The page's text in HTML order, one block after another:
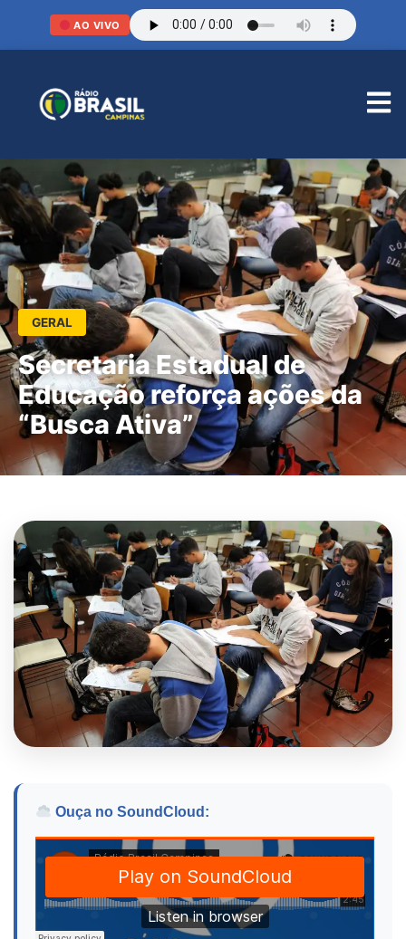
AO VIVO
GERAL
Secretaria Estadual de
Educação reforça ações da
“Busca Ativa”
Ouça no SoundCloud: